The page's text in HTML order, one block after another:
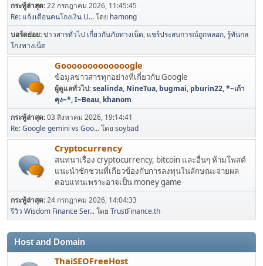
กระทู้ล่าสุด:22 กรกฎาคม 2026, 11:45:45
Re: แจ้งเตือนคนโกงเงิน U...โดย hamong
บอร์ดย่อย ข่าวสารทั่วไป เกี่ยวกับภัยทางเน็ต แชร์ประสบการณ์ถูกหลอก รู้ทันกล
โกงทางเน็ต
Gooooooooooooogle
ข้อมูลข่าวสารทุกอย่างที่เกี่ยวกับ Google
ผู้ดูแลทั่วไป:sealinda, NineTua, bugmai, pburin22,*~เก้า
คุง~*,I~Beau, khanom
กระทู้ล่าสุด:03 สิงหาคม 2026, 19:14:41
Re: Google gemini vs Goo...โดย soybad
Cryptocurrency
สนทนาเรื่อง cryptocurrency, bitcoin และอื่นๆ ห้ามโพสต์
แนะนำชักชวนที่เกียวข้องกับการลงทุนในลักษณะจ่ายผล
ตอบแทนเพราะอาจเป็น money game
กระทู้ล่าสุด:24 กรกฎาคม 2026, 14:04:33
รีวิว Wisdom Finance Ser...โดย TrustFinance.th
Host and Domain
ThaiSEOFreeHost